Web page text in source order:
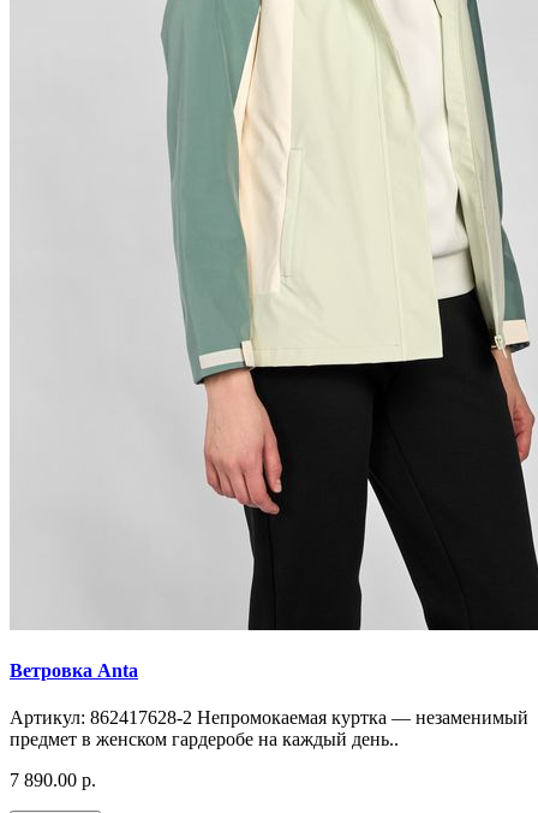
Ветровка Anta
Артикул: 862417628-2 Непромокаемая куртка — незаменимый
предмет в женском гардеробе на каждый день..
7 890.00 р.